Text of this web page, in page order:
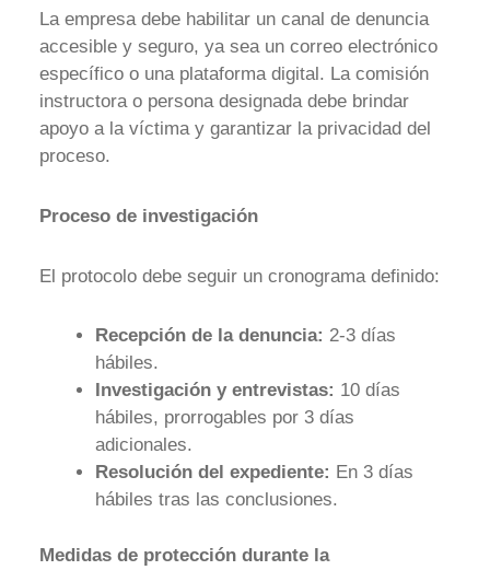
La empresa debe habilitar un canal de denuncia
accesible y seguro, ya sea un correo electrónico
específico o una plataforma digital. La comisión
instructora o persona designada debe brindar
apoyo a la víctima y garantizar la privacidad del
proceso.
Proceso de investigación
El protocolo debe seguir un cronograma definido:
Recepción de la denuncia: 2-3 días
hábiles.
Investigación y entrevistas: 10 días
hábiles, prorrogables por 3 días
adicionales.
Resolución del expediente: En 3 días
hábiles tras las conclusiones.
Medidas de protección durante la